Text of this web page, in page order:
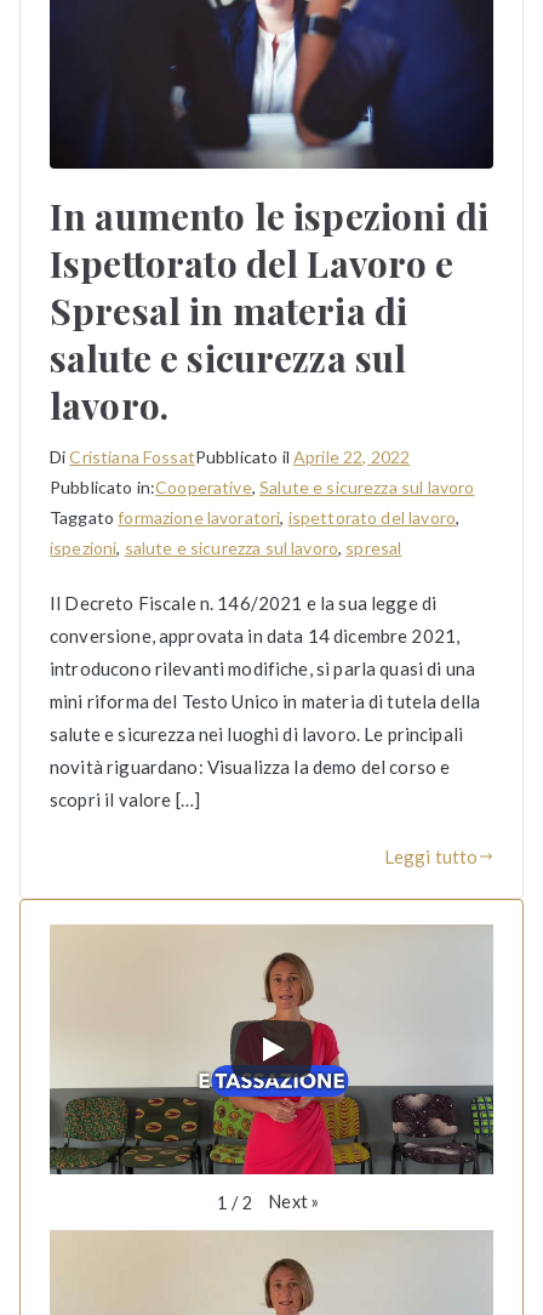
In aumento le ispezioni di
Ispettorato del Lavoro e
Spresal in materia di
salute e sicurezza sul
lavoro.
DiCristiana FossatPubblicato il Aprile 22, 2022
Pubblicato in:Cooperative,Salute e sicurezza sul lavoro
Taggatoformazione lavoratori, ispettorato del lavoro,
ispezioni, salute e sicurezza sul lavoro, spresal
Il Decreto Fiscale n. 146/2021 e la sua legge di
conversione, approvata in data 14 dicembre 2021,
introducono rilevanti modifiche, si parla quasi di una
mini riforma del Testo Unico in materia di tutela della
salute e sicurezza nei luoghi di lavoro. Le principali
novità riguardano: Visualizza la demo del corso e
scopri il valore […]
Leggi tutto
1 / 2 Next»